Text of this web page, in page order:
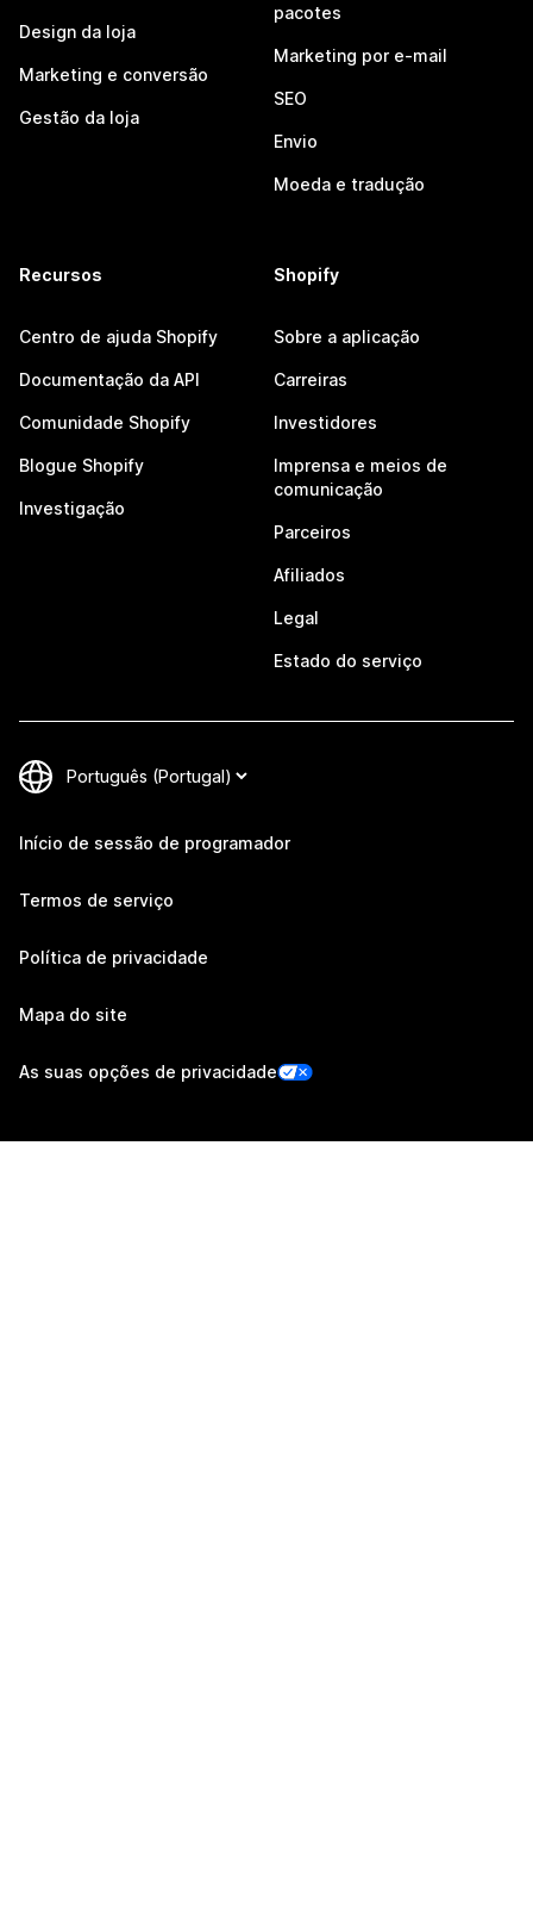
Design da loja
Marketing e conversão
Gestão da loja
pacotes
Marketing por e-mail
SEO
Envio
Moeda e tradução
Recursos
Centro de ajuda Shopify
Documentação da API
Comunidade Shopify
Blogue Shopify
Investigação
Shopify
Sobre a aplicação
Carreiras
Investidores
Imprensa e meios de
comunicação
Parceiros
Afiliados
Legal
Estado do serviço
Início de sessão de programador
Termos de serviço
Política de privacidade
Mapa do site
As suas opções de privacidade